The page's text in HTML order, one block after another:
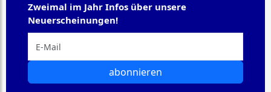
Zweimal im Jahr Infos über unsere
Neuerscheinungen!
abonnieren